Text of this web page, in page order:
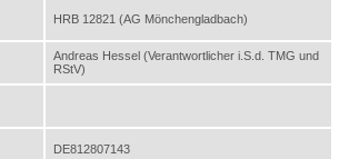
HRB 12821 (AG Mönchengladbach)
Andreas Hessel (Verantwortlicher i.S.d. TMG und
RStV)
DE812807143